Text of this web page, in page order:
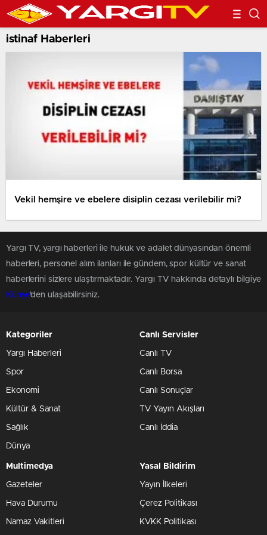
istinaf Haberleri
Vekil hemşire ve ebelere disiplin cezası verilebilir mi?
Yargı TV, yargı haberleri ile hukuk ve adalet dünyasından önemli
haberleri, personel alım ilanları ile gündem, spor kültür ve sanat
haberlerini sizlere ulaştırmaktadır. Yargı TV hakkında detaylı bilgiye
Künye'den ulaşabilirsiniz.
Kategoriler
Yargı Haberleri
Spor
Ekonomi
Kültür & Sanat
Sağlık
Dünya
Canlı Servisler
Canlı TV
Canlı Borsa
Canlı Sonuçlar
TV Yayın Akışları
Canlı İddia
Multimedya
Gazeteler
Hava Durumu
Namaz Vakitleri
Yasal Bildirim
Yayın İlkeleri
Çerez Politikası
KVKK Politikası